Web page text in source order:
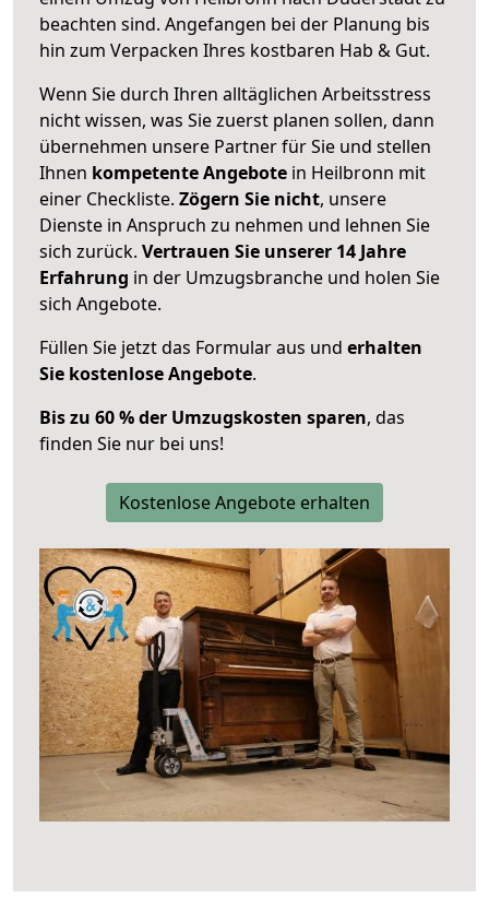
beachten sind. Angefangen bei der Planung bis
hin zum Verpacken Ihres kostbaren Hab & Gut.
Wenn Sie durch Ihren alltäglichen Arbeitsstress
nicht wissen, was Sie zuerst planen sollen, dann
übernehmen unsere Partner für Sie und stellen
Ihnen kompetente Angebote in Heilbronn mit
einer Checkliste. Zögern Sie nicht, unsere
Dienste in Anspruch zu nehmen und lehnen Sie
sich zurück. Vertrauen Sie unserer 14 Jahre
Erfahrung in der Umzugsbranche und holen Sie
sich Angebote.
Füllen Sie jetzt das Formular aus und erhalten
Sie kostenlose Angebote.
Bis zu 60 % der Umzugskosten sparen, das
finden Sie nur bei uns!
Kostenlose Angebote erhalten